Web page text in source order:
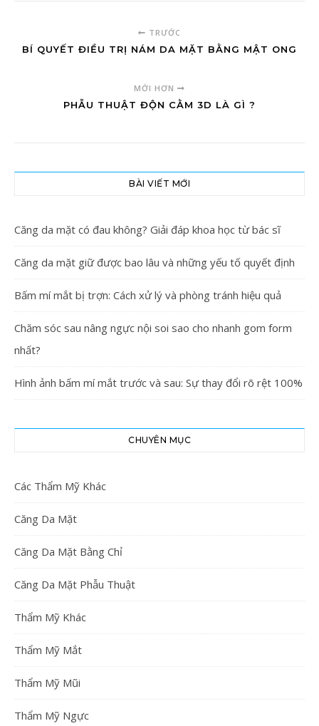
TRƯỚC
BÍ QUYẾT ĐIỀU TRỊ NÁM DA MẶT BẰNG MẬT ONG
MỚI HƠN
PHẪU THUẬT ĐỘN CẰM 3D LÀ GÌ ?
BÀI VIẾT MỚI
Căng da mặt có đau không? Giải đáp khoa học từ bác sĩ
Căng da mặt giữ được bao lâu và những yếu tố quyết định
Bấm mí mắt bị trợn: Cách xử lý và phòng tránh hiệu quả
Chăm sóc sau nâng ngực nội soi sao cho nhanh gom form
nhất?
Hình ảnh bấm mí mắt trước và sau: Sự thay đổi rõ rệt 100%
CHUYÊN MỤC
Các Thẩm Mỹ Khác
Căng Da Mặt
Căng Da Mặt Bằng Chỉ
Căng Da Mặt Phẫu Thuật
Thẩm Mỹ Khác
Thẩm Mỹ Mắt
Thẩm Mỹ Mũi
Thẩm Mỹ Ngực